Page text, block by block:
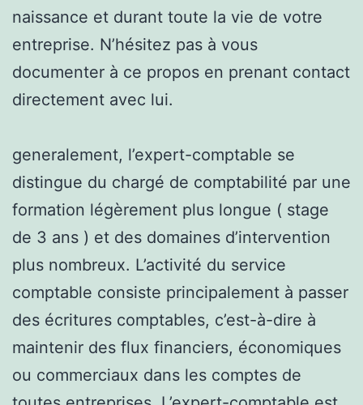
naissance et durant toute la vie de votre
entreprise. N’hésitez pas à vous
documenter à ce propos en prenant contact
directement avec lui.
generalement, l’expert-comptable se
distingue du chargé de comptabilité par une
formation légèrement plus longue ( stage
de 3 ans ) et des domaines d’intervention
plus nombreux. L’activité du service
comptable consiste principalement à passer
des écritures comptables, c’est-à-dire à
maintenir des flux financiers, économiques
ou commerciaux dans les comptes de